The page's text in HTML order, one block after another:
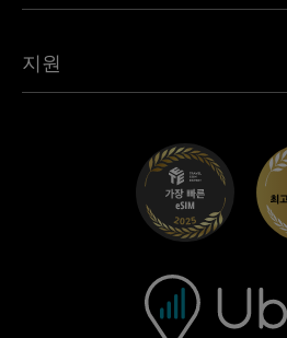
모든 목적지 보기
Mini용 Ubigi
Maserati용 Ubigi
Ubigi 앱
제휴 프로그램
지원